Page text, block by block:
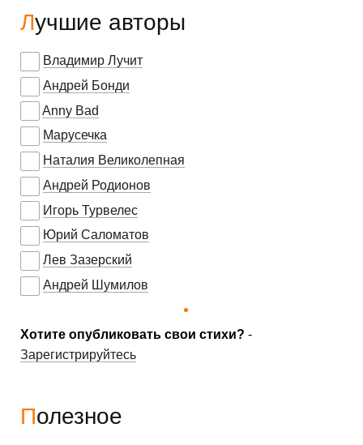
Лучшие авторы
Владимир Лучит
Андрей Бонди
Anny Bad
Марусечка
Наталия Великолепная
Андрей Родионов
Игорь Турвелес
Юрий Саломатов
Лев Зазерский
Андрей Шумилов
Хотите опубликовать свои стихи? -
Зарегистрируйтесь
Полезное